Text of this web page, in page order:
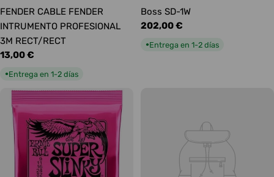
FENDER CABLE FENDER
INTRUMENTO PROFESIONAL
3M RECT/RECT
Precio
13,00 €
●Entrega en 1-2 días
Boss SD-1W
Precio
202,00 €
●Entrega en 1-2 días